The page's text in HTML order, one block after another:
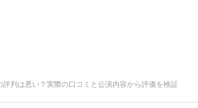
判は悪い？実際の口コミと公演内容から評価を検証